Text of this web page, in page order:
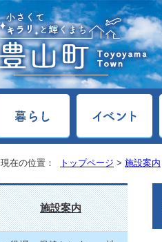
現在の位置： トップページ > 施設案内
施設案内